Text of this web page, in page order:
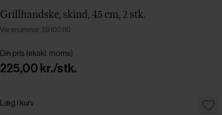
Grillhandske, skind, 45 cm, 2 stk.
Varenummer: 59100110
Din pris (ekskl. moms)
225,00 kr./stk.
Læg i kurv